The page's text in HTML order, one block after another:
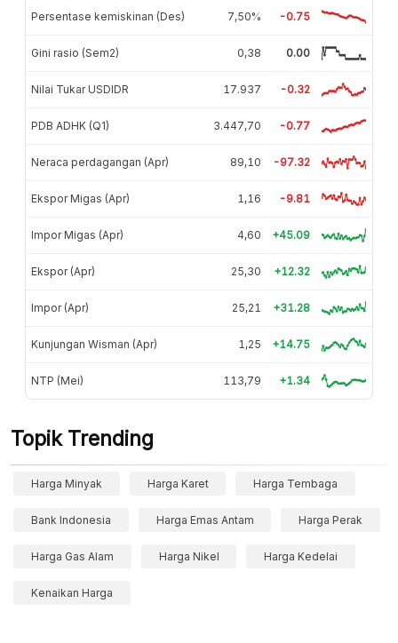
Persentase kemiskinan (Des) 7,50% -0.75
Gini rasio (Sem2) 0,38 0.00
Nilai Tukar USDIDR 17.937 -0.32
PDB ADHK (Q1) 3.447,70 -0.77
Neraca perdagangan (Apr) 89,10 -97.32
Ekspor Migas (Apr) 1,16 -9.81
Impor Migas (Apr) 4,60 +45.09
Ekspor (Apr) 25,30 +12.32
Impor (Apr) 25,21 +31.28
Kunjungan Wisman (Apr) 1,25 +14.75
NTP (Mei) 113,79 +1.34
Topik Trending
Harga Minyak Harga Karet Harga Tembaga
Bank Indonesia Harga Emas Antam Harga Perak
Harga Gas Alam Harga Nikel Harga Kedelai
Kenaikan Harga